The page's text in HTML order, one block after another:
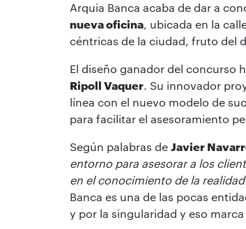
Arquia Banca acaba de dar a
nueva oficina, ubicada en la
céntricas de la ciudad, fruto del
El diseño ganador del concurso
Ripoll Vaquer. Su innovador
línea con el nuevo modelo de
para facilitar el asesoramiento
Según palabras de Javier
entorno para asesorar a los
en el conocimiento de la
Banca es una de las pocas
y por la singularidad y eso